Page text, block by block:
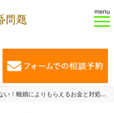
menu
離婚したいけどお金がない！離婚によりもらえるお金と対処法について解説